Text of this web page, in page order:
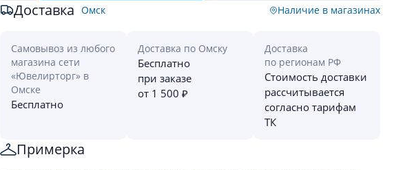
Доставка Омск Наличие в магазинах
Самовывоз из любого
магазина сети
«Ювелирторг» в
Омске
Бесплатно
Доставка по Омску
Бесплатно
при заказе
от 1 500 ₽
Доставка
по регионам РФ
Стоимость доставки
рассчитывается
согласно тарифам
ТК
Примерка